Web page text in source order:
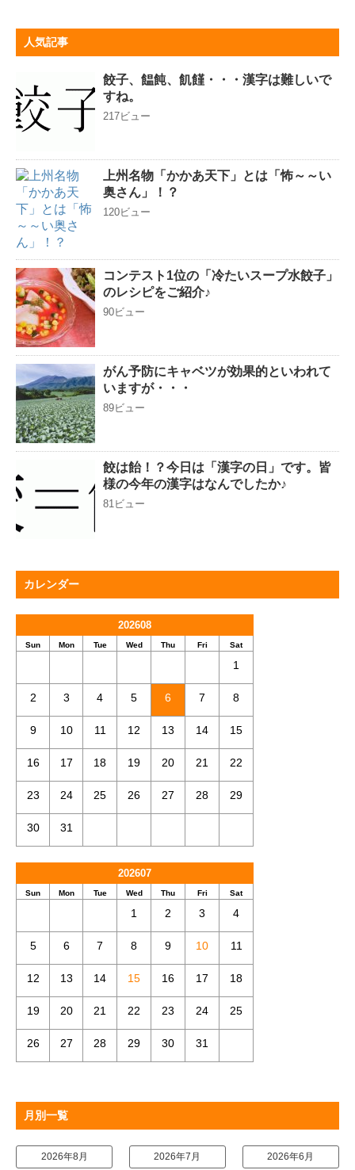
人気記事
餃子、饂飩、飢饉・・・漢字は難しいで
すね。
217ビュー
上州名物「かかあ天下」とは「怖～～い
奥さん」！？
120ビュー
コンテスト1位の「冷たいスープ水餃子」
のレシピをご紹介♪
90ビュー
がん予防にキャベツが効果的といわれて
いますが・・・
89ビュー
餃は飴！？今日は「漢字の日」です。皆
様の今年の漢字はなんでしたか♪
81ビュー
カレンダー
202608
Sun Mon Tue Wed Thu Fri Sat
1
2 3 4 5 6 7 8
9 10 11 12 13 14 15
16 17 18 19 20 21 22
23 24 25 26 27 28 29
30 31
202607
Sun Mon Tue Wed Thu Fri Sat
1 2 3 4
5 6 7 8 9 10 11
12 13 14 15 16 17 18
19 20 21 22 23 24 25
26 27 28 29 30 31
月別一覧
2026年8月 2026年7月 2026年6月